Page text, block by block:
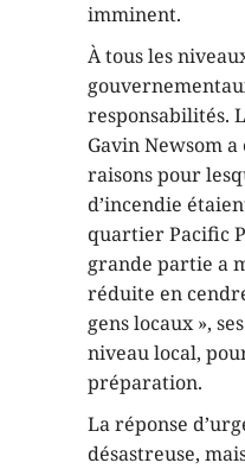
imminent.
À tous les
responsabilités.
Gavin Newsom
raisons pour
d’incendie
quartier Pacific
grande partie a
réduite en
gens locaux »,
niveau local,
préparation.
La réponse
désastreuse,